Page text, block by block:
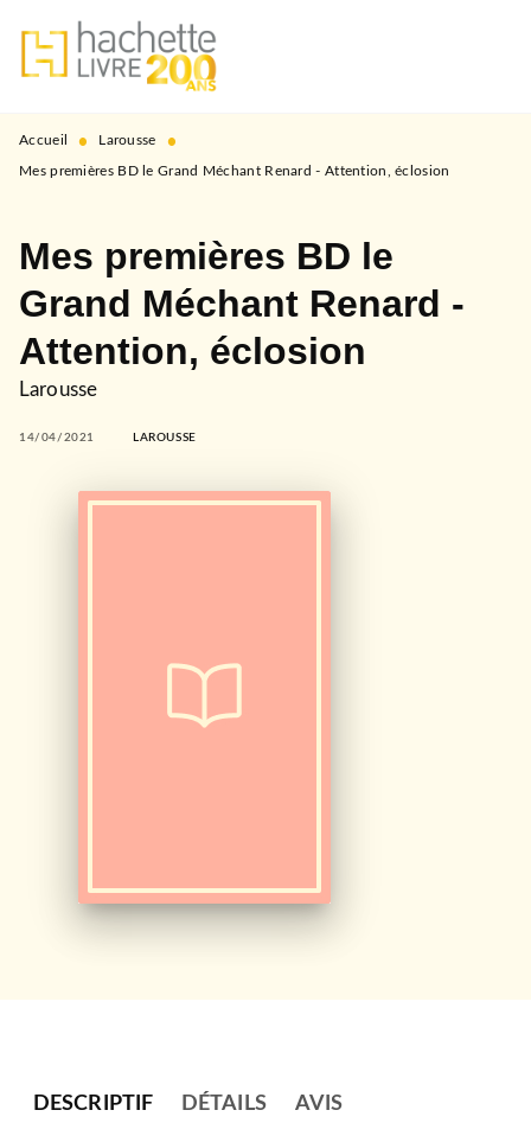
MENU RECHERCHE
PIED DE PAGE
Accueil • Larousse •
Mes premières BD le Grand Méchant Renard - Attention, éclosion
Mes premières BD le
Grand Méchant Renard -
Attention, éclosion
Larousse
14/04/2021 LAROUSSE
DESCRIPTIF DÉTAILS AVIS